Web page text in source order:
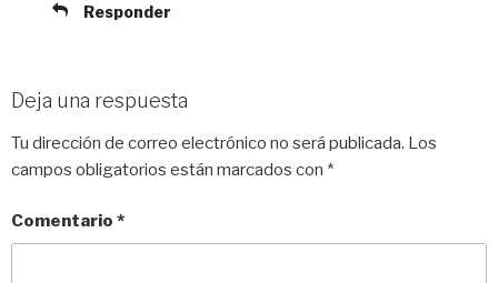
Responder
Deja una respuesta
Tu dirección de correo electrónico no será publicada. Los
campos obligatorios están marcados con *
Comentario *